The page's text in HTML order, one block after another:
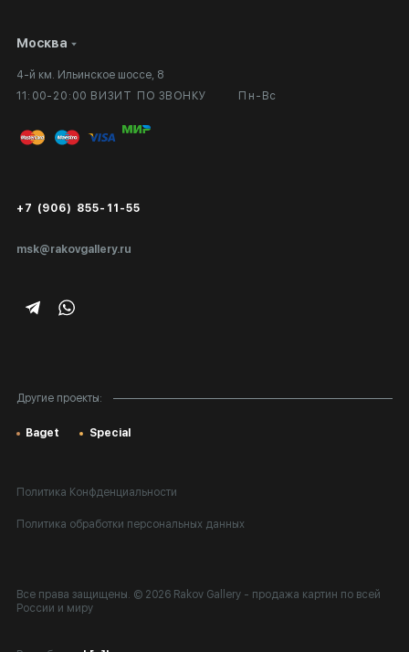
Москва
4-й км. Ильинское шоссе, 8
11:00-20:00 ВИЗИТ ПО ЗВОНКУ
Пн-Вс
msk@rakovgallery.ru
+7 (906) 855-11-55
Другие проекты:
Baget Special
Личный кабинет
Вопросы и ответы
Публичная оферта
Экспертиза/Вывоз за границу
Подарочные сертификаты
Сотрудничество
Выставка в галерее
Политика Конфденциальности
Политика обработки персональных данных
Все права защищены. © 2026 Rakov Gallery - продажа картин по всей
России и миру